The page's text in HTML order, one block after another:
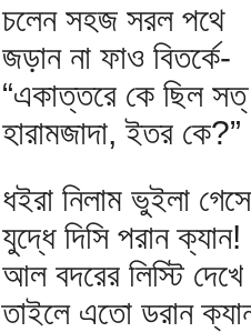
চলেন সহজ সরল পথে
জড়ান না ফাও বিতর্কে-
“একাত্তরে কে ছিল সত্
হারামজাদা, ইতর কে?”
ধইরা নিলাম ভুইলা
যুদ্ধে দিসি পরান ক্যান!
আল বদরের লিস্টি দেখে
তাইলে এতো ডরান